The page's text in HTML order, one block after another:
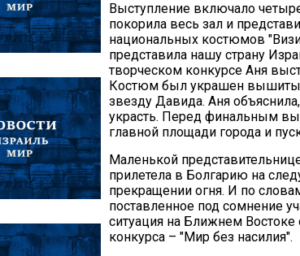
Выступление включало
покорила весь зал и
национальных костюмов
представила нашу страну
творческом конкурсе Аня
Костюм был украшен
звезду Давида. Аня
украсть. Перед финальным
главной площади города и
Маленькой
прилетела в Болгарию на
прекращении огня. И по
поставленное под сомнение
ситуация на Ближнем
конкурса – "Мир без насилия".